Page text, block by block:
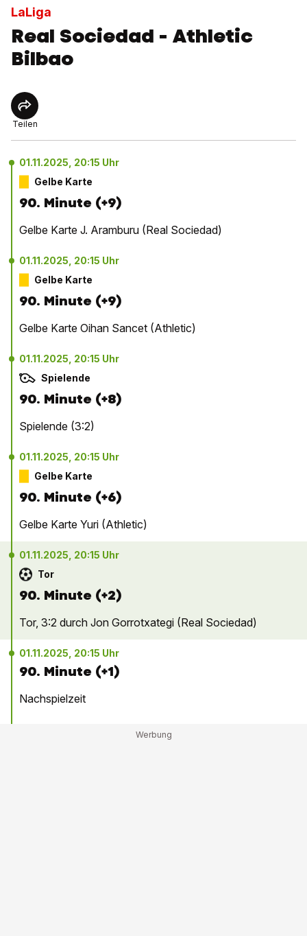
LaLiga
Real Sociedad - Athletic
Bilbao
Teilen
01.11.2025, 20:15 Uhr
Gelbe Karte
90. Minute (+9)
Gelbe Karte J. Aramburu (Real Sociedad)
01.11.2025, 20:15 Uhr
Gelbe Karte
90. Minute (+9)
Gelbe Karte Oihan Sancet (Athletic)
01.11.2025, 20:15 Uhr
Spielende
90. Minute (+8)
Spielende (3:2)
01.11.2025, 20:15 Uhr
Gelbe Karte
90. Minute (+6)
Gelbe Karte Yuri (Athletic)
01.11.2025, 20:15 Uhr
Tor
90. Minute (+2)
Tor, 3:2 durch Jon Gorrotxategi (Real Sociedad)
01.11.2025, 20:15 Uhr
90. Minute (+1)
Nachspielzeit